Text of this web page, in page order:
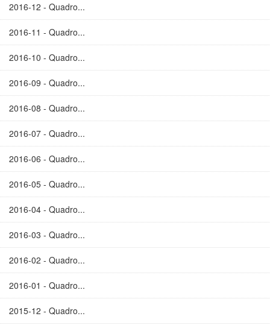
2016-12 - Quadro...
2016-11 - Quadro...
2016-10 - Quadro...
2016-09 - Quadro...
2016-08 - Quadro...
2016-07 - Quadro...
2016-06 - Quadro...
2016-05 - Quadro...
2016-04 - Quadro...
2016-03 - Quadro...
2016-02 - Quadro...
2016-01 - Quadro...
2015-12 - Quadro...